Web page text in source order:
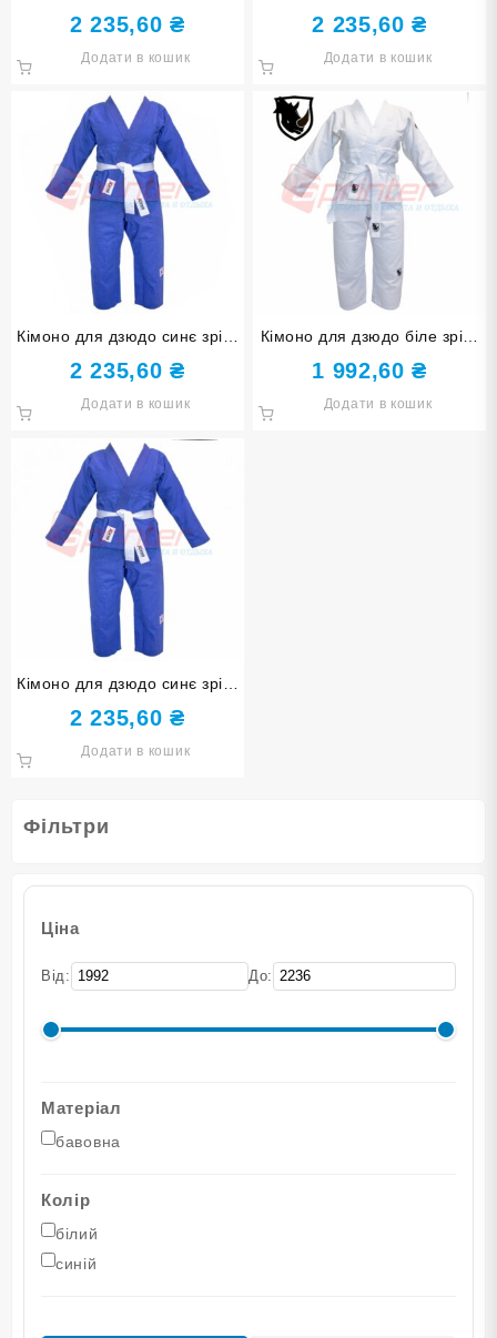
Фільтри
Ціна
Від: До:
Матеріал
бавовна
Колір
білий
синій
145, 36-38
2 235,60₴
Додати в кошик
150, 40-42
2 235,60₴
Додати в кошик
Кімоно для дзюдо синє зріст
135, 28-30
2 235,60₴
Додати в кошик
Кімоно для дзюдо біле зріст
155, 40-42
1 992,60₴
Додати в кошик
Кімоно для дзюдо синє зріст
170
2 235,60₴
Додати в кошик